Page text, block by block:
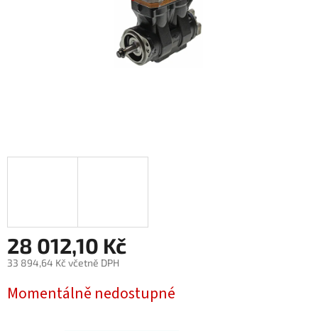
28 012,10 Kč
33 894,64 Kč včetně DPH
cena:
Momentálně nedostupné